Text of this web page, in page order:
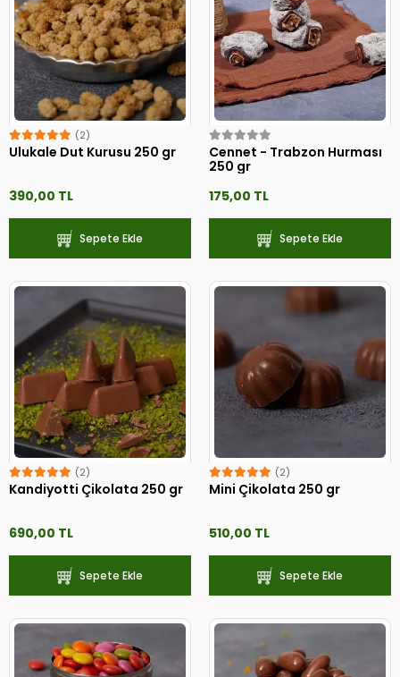
(2)
Ulukale Dut Kurusu 250 gr
390,00 TL
Sepete Ekle
Cennet - Trabzon Hurması
250 gr
175,00 TL
Sepete Ekle
(2)
Kandiyotti Çikolata 250 gr
690,00 TL
Sepete Ekle
(2)
Mini Çikolata 250 gr
510,00 TL
Sepete Ekle